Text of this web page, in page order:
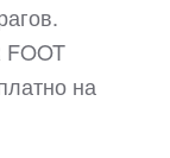
FOOT
на